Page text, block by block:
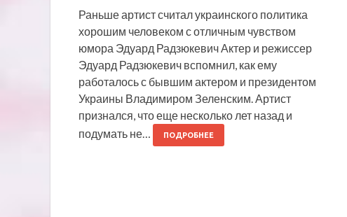
Раньше артист считал украинского политика
хорошим человеком с отличным чувством
юмора Эдуард Радзюкевич Актер и режиссер
Эдуард Радзюкевич вспомнил, как ему
работалось с бывшим актером и президентом
Украины Владимиром Зеленским. Артист
признался, что еще несколько лет назад и
подумать не…
ПОДРОБНЕЕ